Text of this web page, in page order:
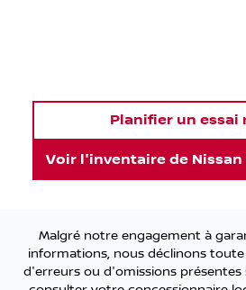
Planifier un essai
Voir l'inventaire de
Malgré notre engagement à
informations, nous déclinons
d'erreurs ou d'omissions présentes